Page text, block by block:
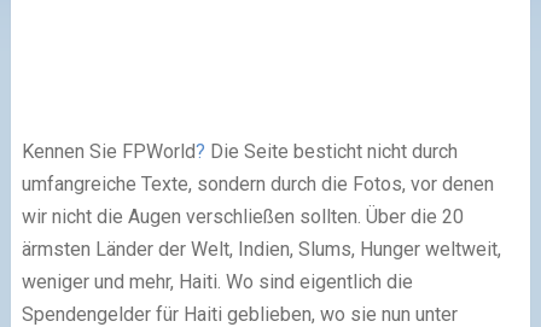
Kennen Sie FPWorld? Die Seite besticht nicht durch
umfangreiche Texte, sondern durch die Fotos, vor denen
wir nicht die Augen verschließen sollten. Über die 20
ärmsten Länder der Welt, Indien, Slums, Hunger weltweit,
weniger und mehr, Haiti. Wo sind eigentlich die
Spendengelder für Haiti geblieben, wo sie nun unter